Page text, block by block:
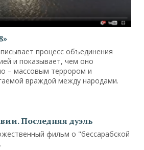
процесс объединения
и показывает, чем оно
– массовым террором и
враждой между народами.
Последняя дуэль
фильм о "бессарабской